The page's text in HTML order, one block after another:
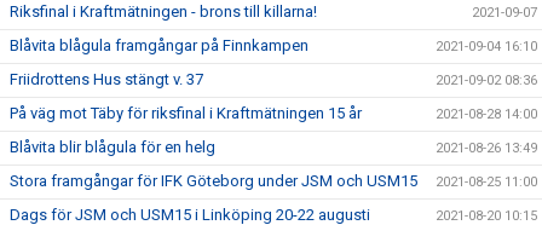
Riksfinal i Kraftmätningen - brons till killarna! 2021-09-07
Blåvita blågula framgångar på Finnkampen 2021-09-04 16:10
Friidrottens Hus stängt v. 37 2021-09-02 08:36
På väg mot Täby för riksfinal i Kraftmätningen 15 år 2021-08-28 14:00
Blåvita blir blågula för en helg 2021-08-26 13:49
Stora framgångar för IFK Göteborg under JSM och USM15 2021-08-25 11:00
Dags för JSM och USM15 i Linköping 20-22 augusti 2021-08-20 10:15